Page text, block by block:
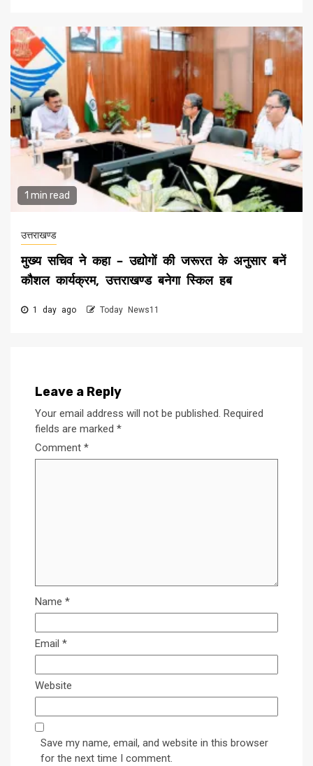
1 min read
उत्तराखण्ड
मुख्य सचिव ने कहा – उद्योगों की जरूरत के अनुसार बनें
कौशल कार्यक्रम, उत्तराखण्ड बनेगा स्किल हब
1 day ago Today News11
Leave a Reply
Your email address will not be published. Required
fields are marked *
Comment *
Name *
Email *
Website
Save my name, email, and website in this browser
for the next time I comment.